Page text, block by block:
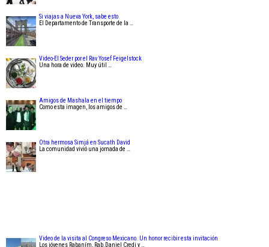
Si viajas a Nueva York, sabe esto
El Departamento de Transporte de la …
Video-El Seder por el Rav Yosef Feigelstock
Una hora de video. Muy útil …
Amigos de Mashala en el tiempo
Como esta imagen, los amigos de …
Otra hermosa Simjá en Sucath David
La comunidad vivió una jornada de …
Video de la visita al Congreso Mexicano. Un honor recibir esta invitación
Los jóvenes Rabaním, Rab.Daniel Credi y …